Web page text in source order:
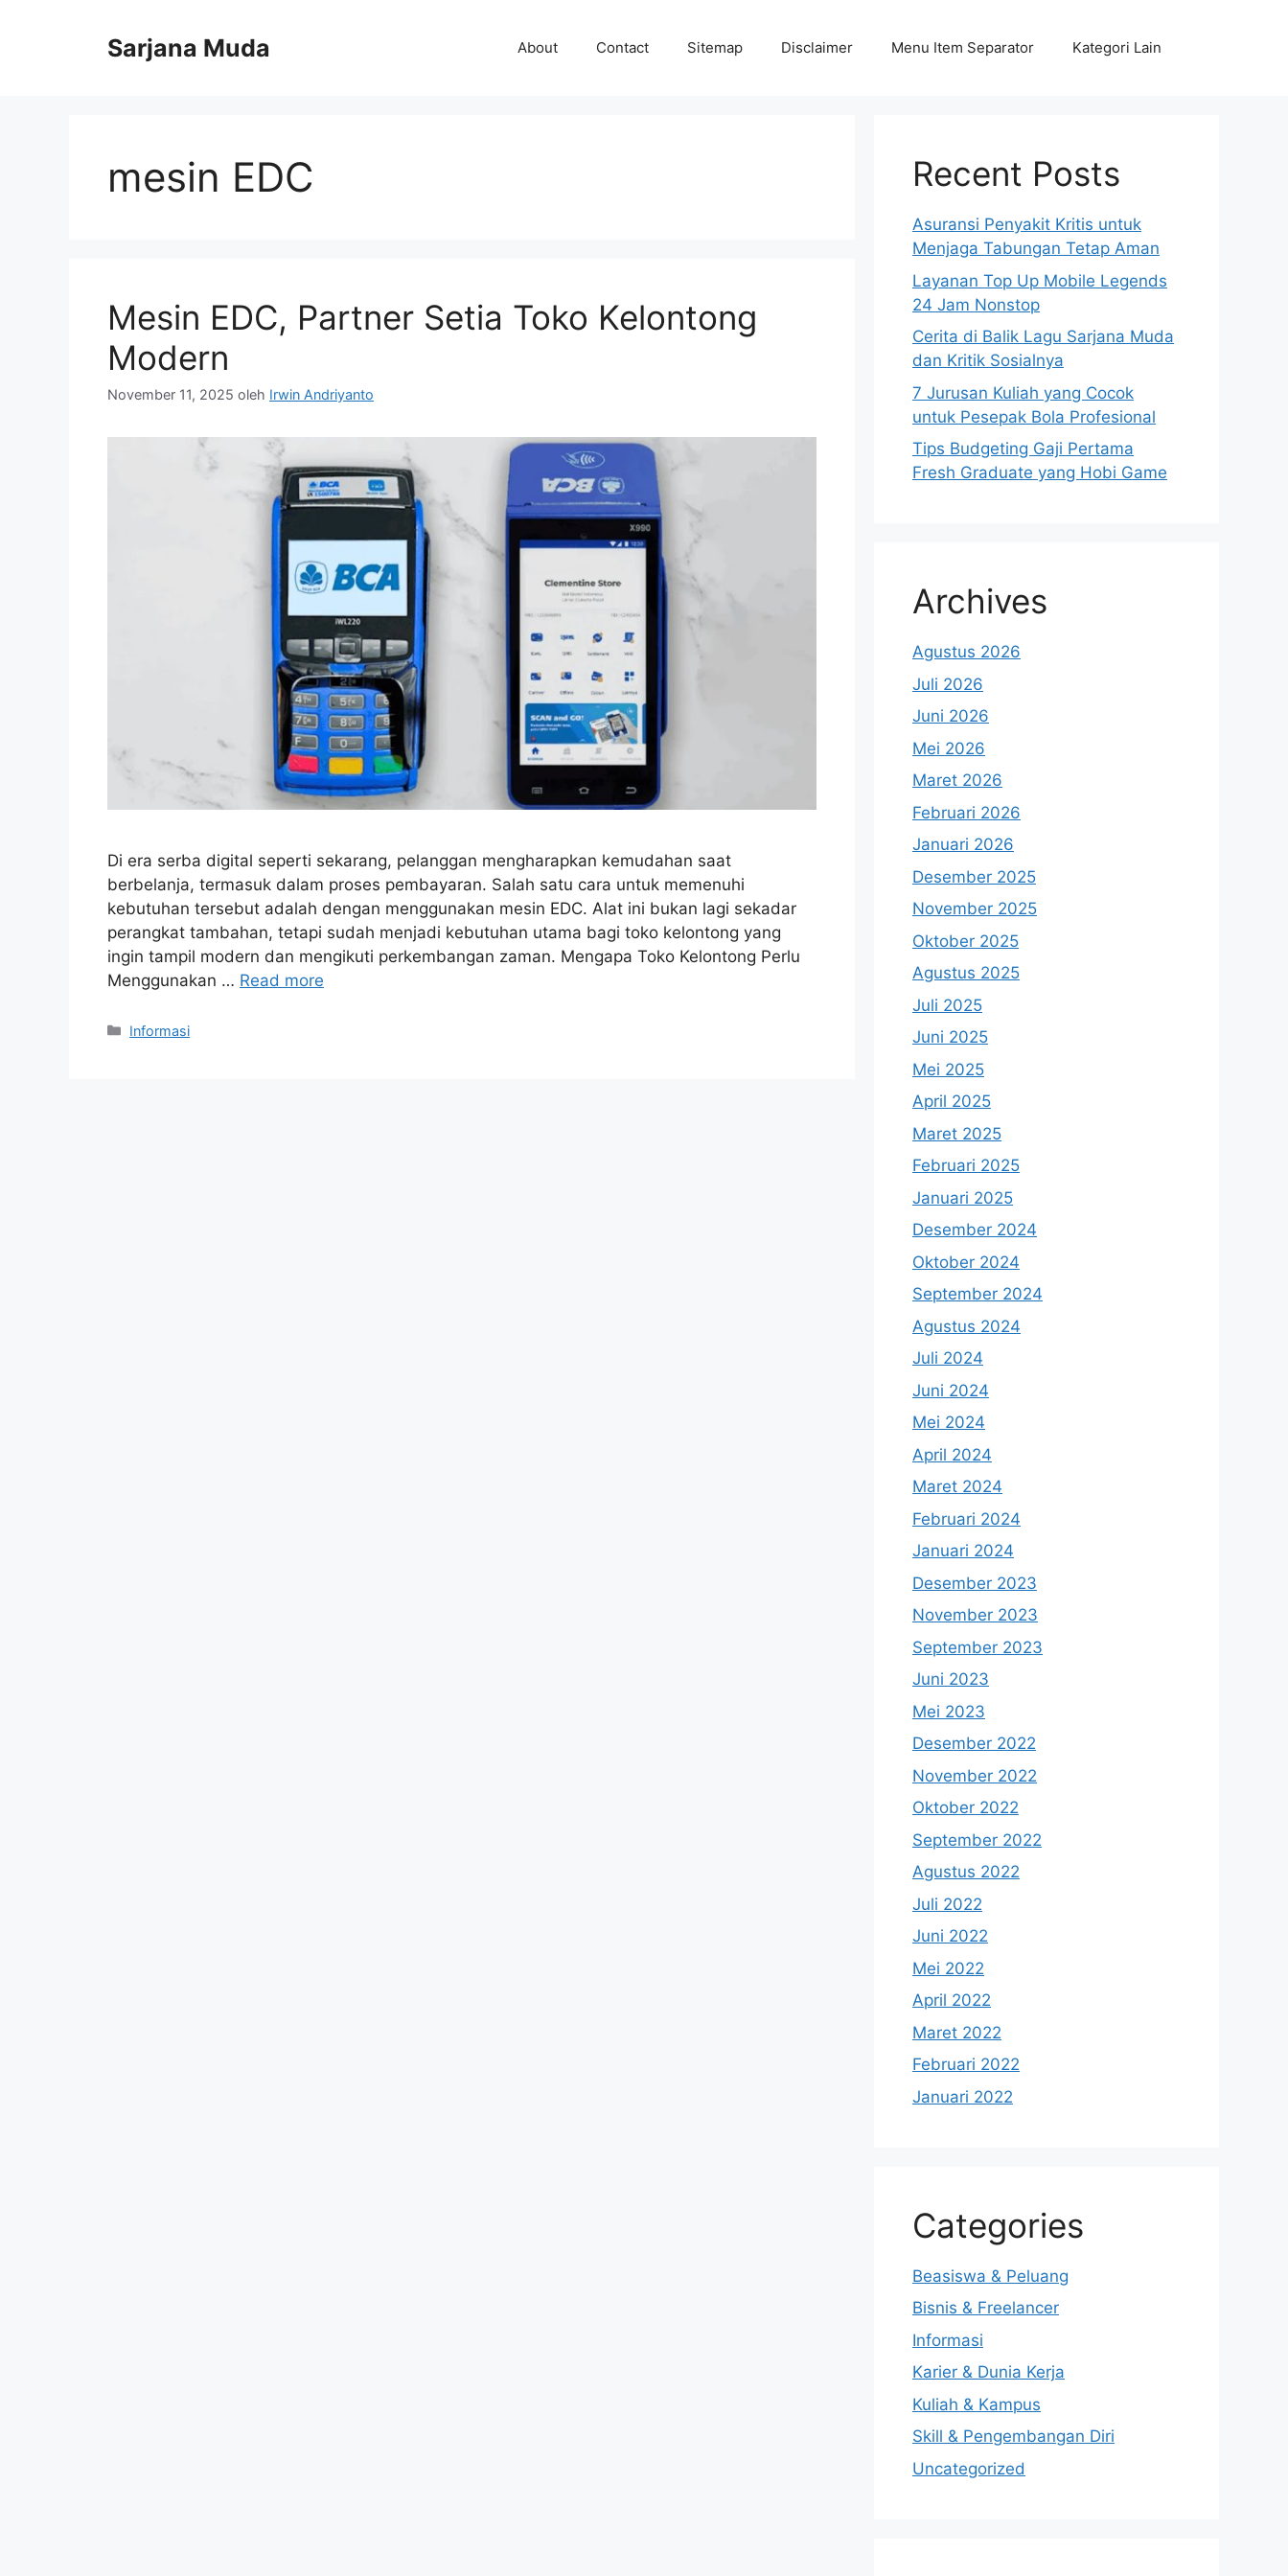
Sarjana Muda About Contact Sitemap Disclaimer Menu Item Separator Kategori Lain
mesin EDC
Mesin EDC, Partner Setia Toko Kelontong
Modern
November 11, 2025 oleh Irwin Andriyanto
Di era serba digital seperti sekarang, pelanggan mengharapkan kemudahan saat
berbelanja, termasuk dalam proses pembayaran. Salah satu cara untuk memenuhi
kebutuhan tersebut adalah dengan menggunakan mesin EDC. Alat ini bukan lagi sekadar
perangkat tambahan, tetapi sudah menjadi kebutuhan utama bagi toko kelontong yang
ingin tampil modern dan mengikuti perkembangan zaman. Mengapa Toko Kelontong Perlu
Menggunakan … Read more
Kategori
Informasi
Recent Posts
Asuransi Penyakit Kritis untuk
Menjaga Tabungan Tetap Aman
Layanan Top Up Mobile Legends
24 Jam Nonstop
Cerita di Balik Lagu Sarjana Muda
dan Kritik Sosialnya
7 Jurusan Kuliah yang Cocok
untuk Pesepak Bola Profesional
Tips Budgeting Gaji Pertama
Fresh Graduate yang Hobi Game
Archives
Agustus 2026
Juli 2026
Juni 2026
Mei 2026
Maret 2026
Februari 2026
Januari 2026
Desember 2025
November 2025
Oktober 2025
Agustus 2025
Juli 2025
Juni 2025
Mei 2025
April 2025
Maret 2025
Februari 2025
Januari 2025
Desember 2024
Oktober 2024
September 2024
Agustus 2024
Juli 2024
Juni 2024
Mei 2024
April 2024
Maret 2024
Februari 2024
Januari 2024
Desember 2023
November 2023
September 2023
Juni 2023
Mei 2023
Desember 2022
November 2022
Oktober 2022
September 2022
Agustus 2022
Juli 2022
Juni 2022
Mei 2022
April 2022
Maret 2022
Februari 2022
Januari 2022
Categories
Beasiswa & Peluang
Bisnis & Freelancer
Informasi
Karier & Dunia Kerja
Kuliah & Kampus
Skill & Pengembangan Diri
Uncategorized